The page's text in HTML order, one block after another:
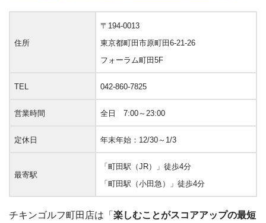
住所
〒194-0013
東京都町田市原町田6-21-26
フォーラム町田5F
TEL 042-860-7825
営業時間 全日 7:00～23:00
定休日 年末年始：12/30～1/3
最寄駅
「町田駅（JR）」徒歩4分
「町田駅（小田急）」徒歩4分
チキンゴルフ町田店は「 楽しむことがスコアアップの最短